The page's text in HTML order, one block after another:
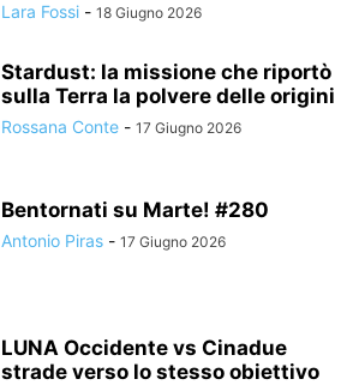
Lara Fossi - 18 Giugno 2026
Stardust: la missione che riportò
sulla Terra la polvere delle origini
Rossana Conte - 17 Giugno 2026
Bentornati su Marte! #280
Antonio Piras - 17 Giugno 2026
LUNA Occidente vs Cinadue
strade verso lo stesso obiettivo